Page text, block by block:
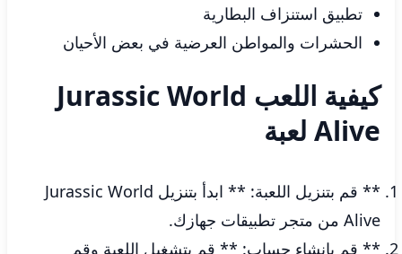
تطبيق استنزاف البطارية
الحشرات والمواطن العرضية في بعض الأحيان
كيفية اللعب Jurassic World
Alive لعبة
** قم بتنزيل اللعبة: ** ابدأ بتنزيل Jurassic World
Alive من متجر تطبيقات جهازك.
** قم بإنشاء حساب: ** قم بتشغيل اللعبة وقم